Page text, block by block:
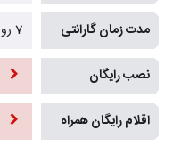
مدت زمان گارانتی 7 روز ضمانت بازگشت
نصب رایگان
اقلام رایگان همراه